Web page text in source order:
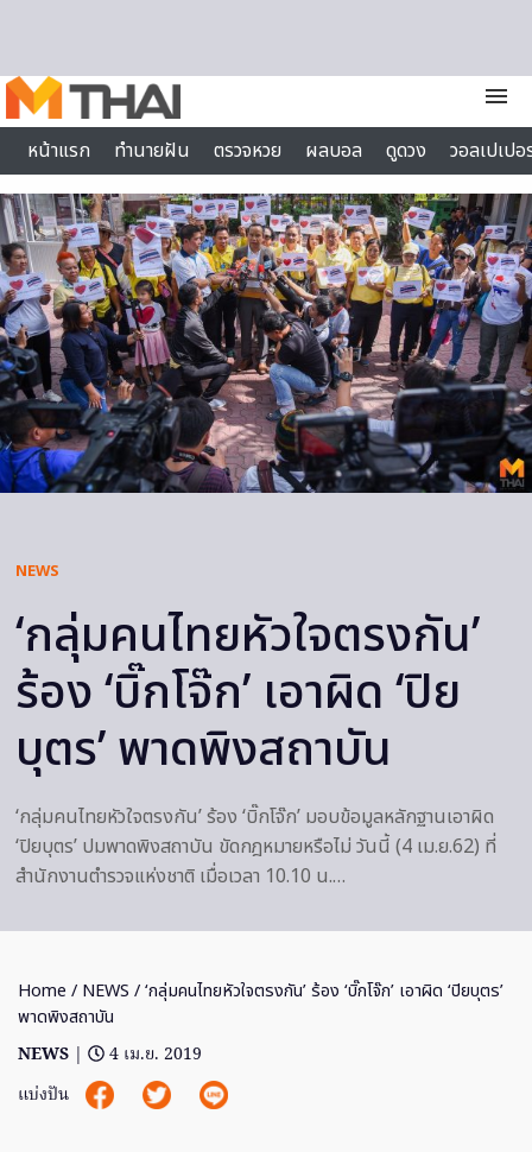
menu
หน้าแรก
ทำนายฝัน ตรวจหวย ผลบอล ดูดวง
วอลเปเป
ไลฟ์สไตล์
NEWS
‘กลุ่มคนไทยหัวใจตรงกัน’
ร้อง ‘บิ๊กโจ๊ก’ เอาผิด ‘ปิย
บุตร’ พาดพิงสถาบัน
‘กลุ่มคนไทยหัวใจตรงกัน’ ร้อง ‘บิ๊กโจ๊ก’ มอบข้อมูลหลักฐานเอาผิด
‘ปิยบุตร’ ปมพาดพิงสถาบัน ขัดกฎหมายหรือไม่ วันนี้ (4 เม.ย.62) ที่
สำนักงานตำรวจแห่งชาติ เมื่อเวลา 10.10 น.…
Home / NEWS / ‘กลุ่มคนไทยหัวใจตรงกัน’ ร้อง ‘บิ๊กโจ๊ก’ เอาผิด ‘ปิยบุตร’
พาดพิงสถาบัน
NEWS |
4 เม.ย. 2019
แบ่งปัน